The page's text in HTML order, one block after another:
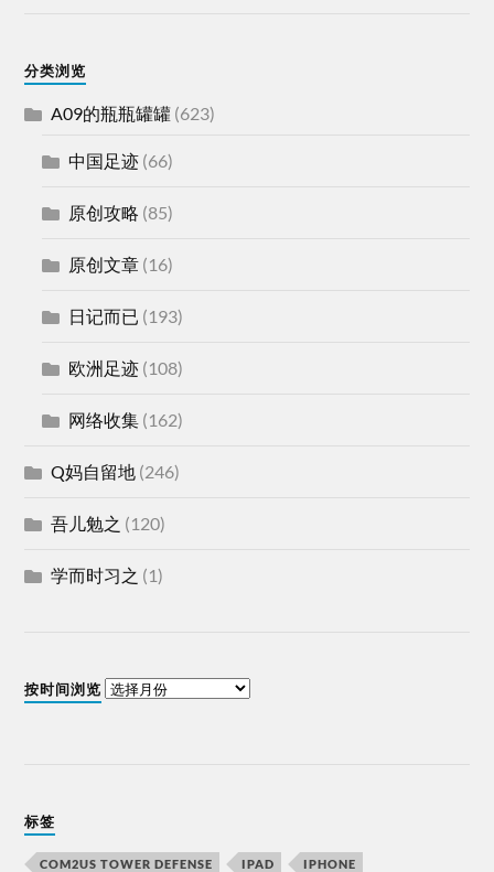
分类浏览
A09的瓶瓶罐罐 (623)
中国足迹 (66)
原创攻略 (85)
原创文章 (16)
日记而已 (193)
欧洲足迹 (108)
网络收集 (162)
Q妈自留地 (246)
吾儿勉之 (120)
学而时习之 (1)
按时间浏览
标签
COM2US TOWER DEFENSE IPAD IPHONE